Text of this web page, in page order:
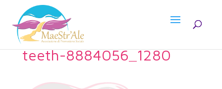
teeth-8884056_1280